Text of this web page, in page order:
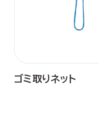
ゴミ取りネット